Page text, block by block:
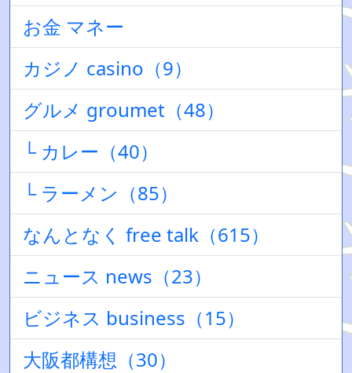
お金 マネー
カジノ casino（9）
グルメ groumet（48）
└ カレー（40）
└ ラーメン（85）
なんとなく free talk（615）
ニュース news（23）
ビジネス business（15）
大阪都構想（30）